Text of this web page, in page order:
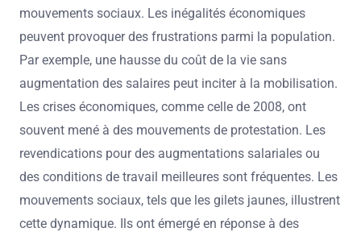
mouvements sociaux. Les inégalités économiques
peuvent provoquer des frustrations parmi la population.
Par exemple, une hausse du coût de la vie sans
augmentation des salaires peut inciter à la mobilisation.
Les crises économiques, comme celle de 2008, ont
souvent mené à des mouvements de protestation. Les
revendications pour des augmentations salariales ou
des conditions de travail meilleures sont fréquentes. Les
mouvements sociaux, tels que les gilets jaunes, illustrent
cette dynamique. Ils ont émergé en réponse à des